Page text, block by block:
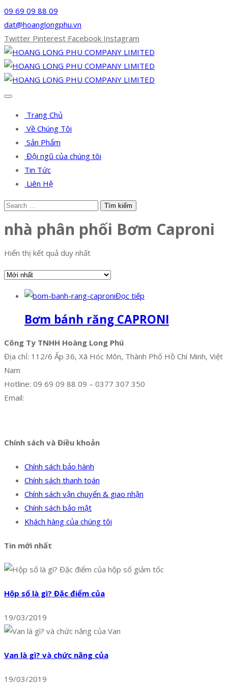
09 69 09 88 09
dat@hoanglongphu.vn
Twitter Pinterest Facebook Instagram
Trang Chủ
Về Chúng Tôi
Sản Phẩm
Đội ngũ của chúng tôi
Tin Tức
Liên Hệ
nhà phân phối Bơm Caproni
Hiển thị kết quả duy nhất
Đọc tiếp
Bơm bánh răng CAPRONI
Công Ty TNHH Hoàng Long Phú
Địa chỉ: 112/6 Ấp 36, Xã Hóc Môn, Thành Phố Hồ Chí Minh, Việt
Nam
Hotline: 09 69 09 88 09 – 0377 307 350
Email:
Chính sách và Điều khoản
Chính sách bảo hành
Chính sách thanh toán
Chính sách vận chuyển & giao nhận
Chính sách bảo mật
Khách hàng của chúng tôi
Tin mới nhất
Hộp số là gì? Đặc điểm của
19/03/2019
Van là gì? và chức năng của
19/03/2019